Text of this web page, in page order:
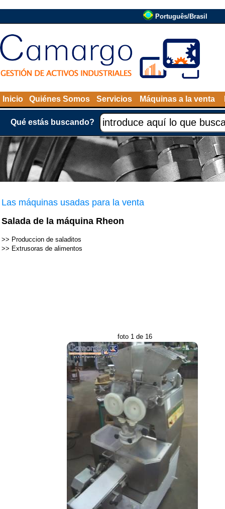
Português/Brasil
Inicio Quiénes Somos Servicios Máquinas a la venta
Qué estás buscando?
Las máquinas usadas para la venta
Salada de la máquina Rheon
>> Produccion de saladitos
>> Extrusoras de alimentos
foto 1 de 16